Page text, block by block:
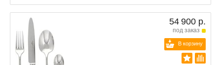
54 900 р.
под заказ
В корзину